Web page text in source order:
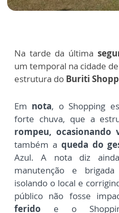
Na tarde da última
um temporal na cidade
estrutura do Buriti
Em nota, o Shopping
forte chuva, que a
rompeu, ocasionando
também a queda do
Azul. A nota diz
manutenção e
isolando o local e
público não fosse
ferido e o